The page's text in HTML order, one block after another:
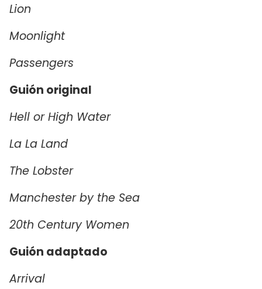
Lion
Moonlight
Passengers
Guión original
Hell or High Water
La La Land
The Lobster
Manchester by the Sea
20th Century Women
Guión adaptado
Arrival